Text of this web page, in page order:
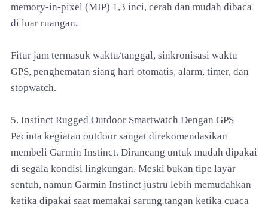
memory-in-pixel (MIP) 1,3 inci, cerah dan mudah dibaca
di luar ruangan.
Fitur jam termasuk waktu/tanggal, sinkronisasi waktu
GPS, penghematan siang hari otomatis, alarm, timer, dan
stopwatch.
5. Instinct Rugged Outdoor Smartwatch Dengan GPS
Pecinta kegiatan outdoor sangat direkomendasikan
membeli Garmin Instinct. Dirancang untuk mudah dipakai
di segala kondisi lingkungan. Meski bukan tipe layar
sentuh, namun Garmin Instinct justru lebih memudahkan
ketika dipakai saat memakai sarung tangan ketika cuaca